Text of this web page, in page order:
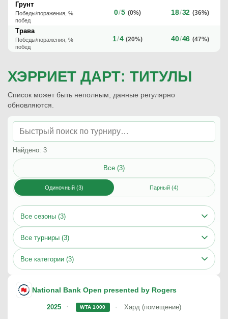
Грунт
Победы/поражения, %
побед
0/5 (0%) 18/32 (36%)
Трава
Победы/поражения, %
побед
1/4 (20%) 40/46 (47%)
ХЭРРИЕТ ДАРТ: ТИТУЛЫ
Список может быть неполным, данные регулярно
обновляются.
Найдено: 3
Все (3)
Одиночный (3) Парный (4)
Все сезоны (3)
Все турниры (3)
Все категории (3)
2025
National Bank Open presented by Rogers
WTA 1000 Хард (помещение)